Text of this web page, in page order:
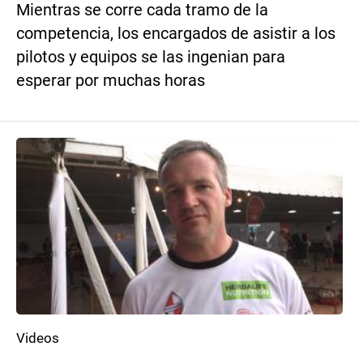
Mientras se corre cada tramo de la
competencia, los encargados de asistir a los
pilotos y equipos se las ingenian para
esperar por muchas horas
Videos